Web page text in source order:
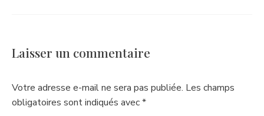
Laisser un commentaire
Votre adresse e-mail ne sera pas publiée. Les champs
obligatoires sont indiqués avec*